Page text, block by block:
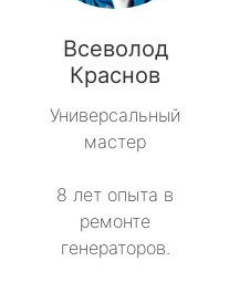
Всеволод
Краснов
Универсальный
мастер
8 лет опыта в
ремонте
генераторов.